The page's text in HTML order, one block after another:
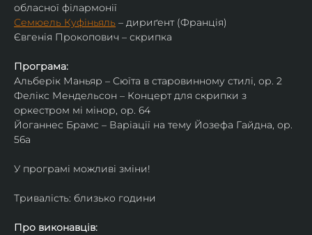
обласної філармонії
Семюель Куфіньяль – дириґент (Франція)
Євгенія Прокопович – скрипка
Програма:
Альберік Маньяр – Сюїта в старовинному стилі, ор. 2
Фелікс Мендельсон – Концерт для скрипки з
оркестром мі мінор, ор. 64
Йоганнес Брамс – Варіації на тему Йозефа Гайдна, ор.
56a
У програмі можливі зміни!
Тривалість: близько години
Про виконавців: